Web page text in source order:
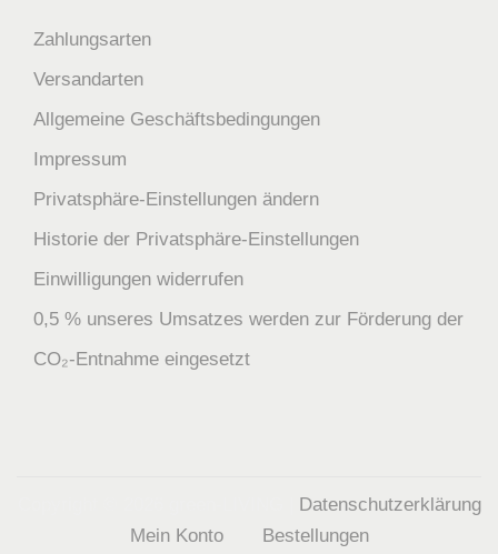
Zahlungsarten
Versandarten
Allgemeine Geschäftsbedingungen
Impressum
Privatsphäre-Einstellungen ändern
Historie der Privatsphäre-Einstellungen
Einwilligungen widerrufen
0,5 % unseres Umsatzes werden zur Förderung der
CO₂-Entnahme eingesetzt
Datenschutzerklärung
Mein Konto
Bestellungen